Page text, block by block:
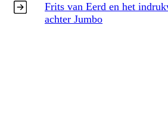
Frits van Eerd en het
achter Jumbo